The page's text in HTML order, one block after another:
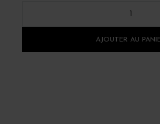
AJOUTER AU